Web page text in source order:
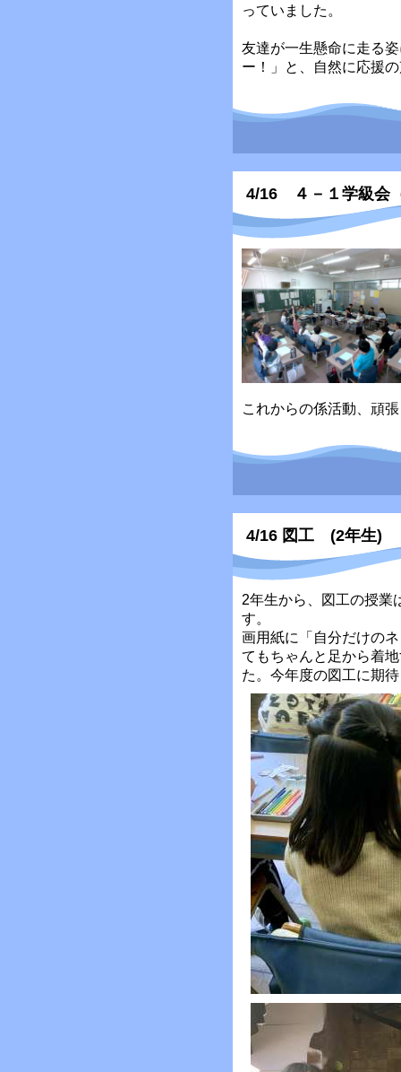
っていました。
友達が一生懸命に走る
ー！」と、自然に応援
4/16 ４－１学級会
これからの係活動、頑
4/16 図工 (2年生)
2年生から、図工の授業
す。
画用紙に「自分だけの
てもちゃんと足から着
た。今年度の図工に期